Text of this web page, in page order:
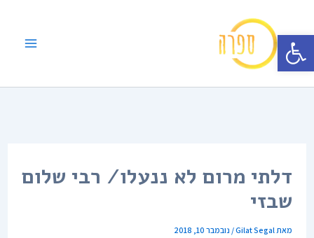
פתח סרגל נגישות
לתוכן
דלתי מרום לא ננעלו/ רבי שלום
שבזי
מאתGilat Segal
/ נובמבר 10, 2018